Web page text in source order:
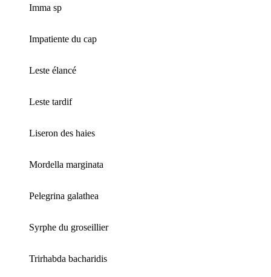
Imma sp
Impatiente du cap
Leste élancé
Leste tardif
Liseron des haies
Mordella marginata
Pelegrina galathea
Syrphe du groseillier
Trirhabda bacharidis